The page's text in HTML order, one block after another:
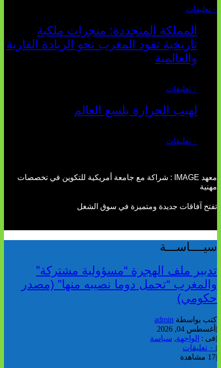
٠ تعليقات
المملكة المتجددة: منجزات ملكية
تاريخية تقود المغرب نحو الريادة القارية
والعالمية
٠ تعليقات
لهيب الحرارة يلسع العالم
٠ تعليقات
معهد IMAGE : شراكة مع جامعة أمريكية للتكوين في تخصصات
مهنية
تفتح آفاقات جديدة ومتميزة في سوق الشغل
سيــــاســـة
تدبير ملف الهجرة “مسؤولية مشتركة”
والمغرب “تحمل دوما نصيبه منها” (مصدر
حكومي)
كتب بواسطة admin
| أغسطس 04, 2026
|فى : الواجهة, سياسة
|
|17 مشاهدة